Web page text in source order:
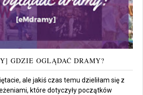
GDZIE OGLĄDAĆ DRAMY?
ale jakiś czas temu dzieliłam się z
które dotyczyły początków